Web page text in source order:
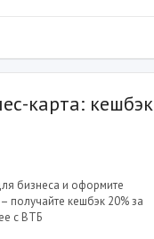
карта: кешбэк
бизнеса и оформите
получайте кешбэк 20% за
с ВТБ